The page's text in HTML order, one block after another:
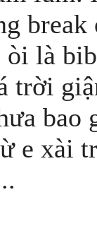
là
trời
bao
e xài